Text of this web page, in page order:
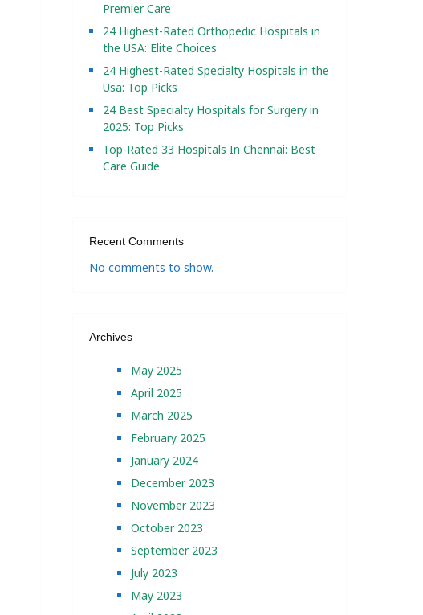
Premier Care
24 Highest-Rated Orthopedic Hospitals in
the USA: Elite Choices
24 Highest-Rated Specialty Hospitals in the
Usa: Top Picks
24 Best Specialty Hospitals for Surgery in
2025: Top Picks
Top-Rated 33 Hospitals In Chennai: Best
Care Guide
Recent Comments
No comments to show.
Archives
May 2025
April 2025
March 2025
February 2025
January 2024
December 2023
November 2023
October 2023
September 2023
July 2023
May 2023